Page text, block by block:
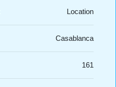
Location
Casablanca
161